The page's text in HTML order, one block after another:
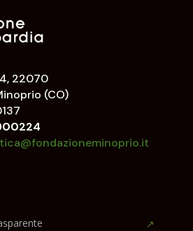
22070
(CO)